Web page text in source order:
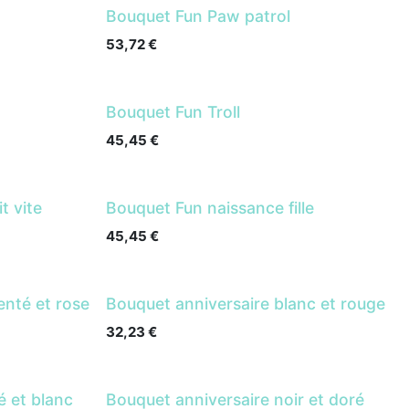
Bouquet Fun Paw patrol
53,72€
Bouquet Fun Troll
45,45 €
vite Bouquet Fun naissance fille
45,45 €
et rose Bouquet anniversaire blanc et rouge
32,23 €
et blanc Bouquet anniversaire noir et doré